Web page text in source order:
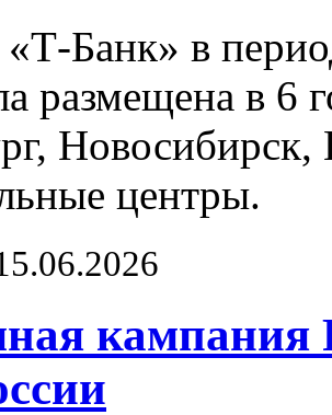
«Т-Банк» в
размещена в 6
центры.